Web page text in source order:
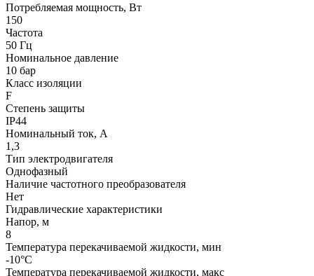
Потребляемая мощность, Вт
150
Частота
50 Гц
Номинальное давление
10 бар
Класс изоляции
F
Степень защиты
IP44
Номинальный ток, А
1,3
Тип электродвигателя
Однофазный
Наличие частотного преобразователя
Нет
Гидравлические характеристики
Напор, м
8
Температура перекачиваемой жидкости, мин
-10°C
Температура перекачиваемой жидкости, макс